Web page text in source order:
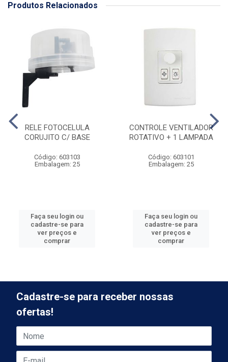
Produtos Relacionados
RELE FOTOCELULA
CORUJITO C/ BASE
Código: 603103
Embalagem: 25
Faça seu login ou
cadastre-se para
ver preços e
comprar
CONTROLE VENTILADOR
ROTATIVO + 1 LAMPADA
Código: 603101
Embalagem: 25
Faça seu login ou
cadastre-se para
ver preços e
comprar
Cadastre-se para receber nossas
ofertas!